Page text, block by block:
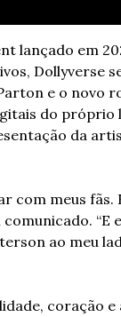
lançado em
Dollyverse
e o novo
do próprio
da
com meus fãs.
“E
ao meu
coração